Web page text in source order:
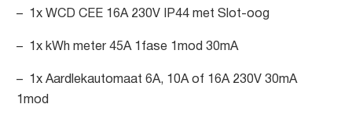
– 1x WCD CEE 16A 230V IP44 met Slot-oog
– 1x kWh meter 45A 1fase 1mod 30mA
– 1x Aardlekautomaat 6A, 10A of 16A 230V 30mA
1mod